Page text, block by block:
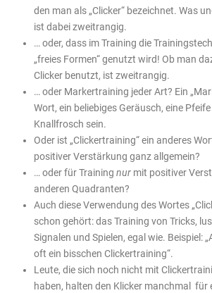
den man als „Clicker“ bezeichnet. Was
ist dabei zweitrangig.
… oder, dass im Training die
„freies Formen“ genutzt wird! Ob man
Clicker benutzt, ist zweitrangig.
… oder Markertraining jeder Art? Ein
Wort, ein beliebiges Geräusch, eine
Knallfrosch sein.
Oder ist „Clickertraining“ ein anderes
positiver Verstärkung ganz allgemein?
… oder für Training nurmit positiver
anderen Quadranten?
Auch diese Verwendung des Wortes
schon gehört: das Training von Tricks,
Signalen und Spielen, egal wie. Beispiel:
oft ein bisschen Clickertraining“.
Leute, die sich noch nicht mit
haben, halten den Klicker manchmal für